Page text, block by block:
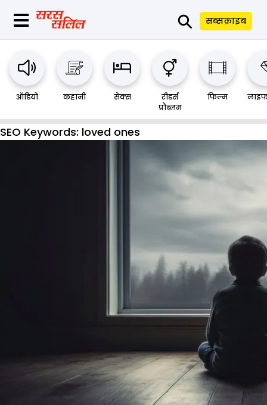
⚲ सब्सक्राइब
ऑडियो कहानी सेक्स
रीडर्स
प्रौब्लम
फिल्म
SEO Keywords: loved ones